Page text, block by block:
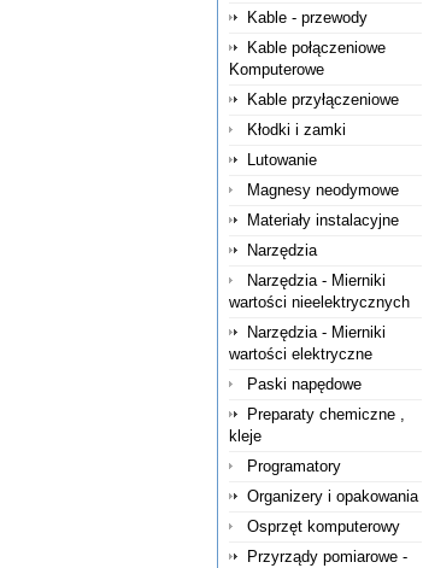
Kable - przewody
Kable połączeniowe
Komputerowe
Kable przyłączeniowe
Kłodki i zamki
Lutowanie
Magnesy neodymowe
Materiały instalacyjne
Narzędzia
Narzędzia - Mierniki
wartości nieelektrycznych
Narzędzia - Mierniki
wartości elektryczne
Paski napędowe
Preparaty chemiczne ,
kleje
Programatory
Organizery i opakowania
Osprzęt komputerowy
Przyrządy pomiarowe -